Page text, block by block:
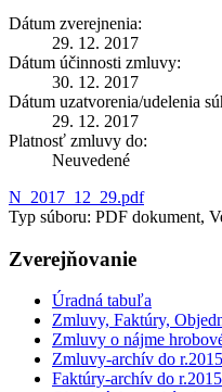
Dátum zverejnenia:
29. 12. 2017
Dátum účinnosti zmluvy:
30. 12. 2017
Dátum uzatvorenia/udelenia
29. 12. 2017
Platnosť zmluvy do:
Neuvedené
N_2017_12_29.pdf
Typ súboru: PDF dokument,
Zverejňovanie
Úradná tabuľa
Zmluvy, Faktúry,
Zmluvy o nájme
Zmluvy-archív do r.2015
Faktúry-archív do r.2015